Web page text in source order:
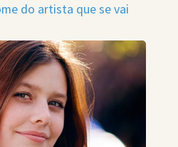
do artista que se vai